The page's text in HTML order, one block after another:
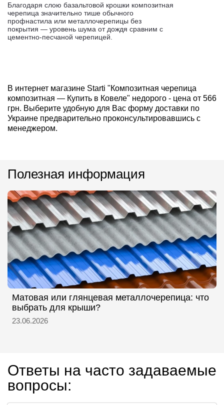
Благодаря слою базальтовой крошки композитная
черепица значительно тише обычного
профнастила или металлочерепицы без
покрытия — уровень шума от дождя сравним с
цементно-песчаной черепицей.
В интернет магазине Starti "Композитная черепица
композитная — Купить в Ковеле" недорого - цена от 566
грн. Выберите удобную для Вас форму доставки по
Украине предварительно проконсультировавшись с
менеджером.
Полезная информация
Матовая или глянцевая металлочерепица: что
выбрать для крыши?
23.06.2026
Ответы на часто задаваемые
вопросы: